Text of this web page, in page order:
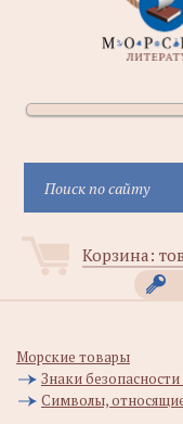
Корзина:
Морские товары
Знаки
Символы,